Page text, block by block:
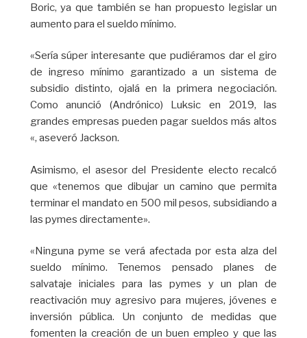
Boric, ya que también se han propuesto legislar un
aumento para el sueldo mínimo.
«Sería súper interesante que pudiéramos dar el giro
de ingreso mínimo garantizado a un sistema de
subsidio distinto, ojalá en la primera negociación.
Como anunció (Andrónico) Luksic en 2019, las
grandes empresas pueden pagar sueldos más altos
«, aseveró Jackson.
Asimismo, el asesor del Presidente electo recalcó
que «tenemos que dibujar un camino que permita
terminar el mandato en 500 mil pesos, subsidiando a
las pymes directamente».
«Ninguna pyme se verá afectada por esta alza del
sueldo mínimo. Tenemos pensado planes de
salvataje iniciales para las pymes y un plan de
reactivación muy agresivo para mujeres, jóvenes e
inversión pública. Un conjunto de medidas que
fomenten la creación de un buen empleo y que las